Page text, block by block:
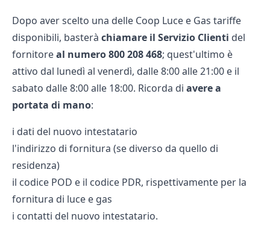
Dopo aver scelto una delle Coop Luce e Gas tariffe
disponibili, basterà chiamare il Servizio Clienti del
fornitoreal numero 800 208 468; quest'ultimo è
attivo dal lunedì al venerdì, dalle 8:00 alle 21:00 e il
sabato dalle 8:00 alle 18:00. Ricorda di avere a
portata di mano:
i dati del nuovo intestatario
l'indirizzo di fornitura (se diverso da quello di
residenza)
il codice POD e il codice PDR, rispettivamente per la
fornitura di luce e gas
i contatti del nuovo intestatario.